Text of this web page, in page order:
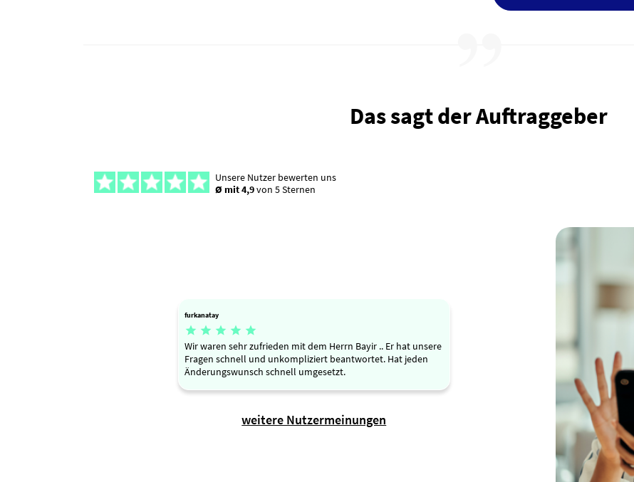
Das sagt der Auftraggeber
Unsere Nutzer bewerten uns
Ø mit 4,9von 5 Sternen
furkanatay
    
Wir waren sehr zufrieden mit dem Herrn Bayir .. Er hat unsere
Fragen schnell und unkompliziert beantwortet. Hat jeden
Änderungswunsch schnell umgesetzt.
weitere Nutzermeinungen